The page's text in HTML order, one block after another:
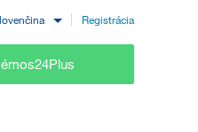
Registrácia